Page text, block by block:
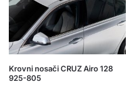
Krovni nosači CRUZ Airo 128
925-805